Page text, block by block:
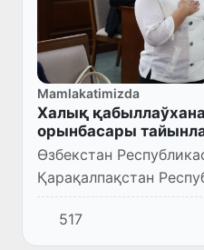
Mamlakatimizda
Халық
орынбасары
Өзбекстан
Қарақалпақстан
қабыллаўханасы
тайынланды
517